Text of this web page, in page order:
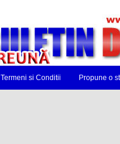
Termeni si Conditii Propune o